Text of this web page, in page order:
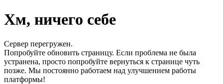
Хм, ничего себе
Сервер перегружен.
Попробуйте обновить страницу. Если проблема не была
устранена, просто попробуйте вернуться к странице чуть
позже. Мы постоянно работаем над улучшением работы
платформы!